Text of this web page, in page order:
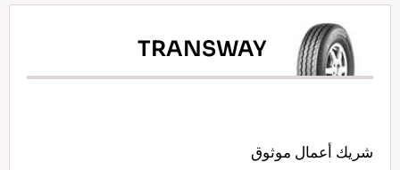
TRANSWAY
شريك أعمال موثوق